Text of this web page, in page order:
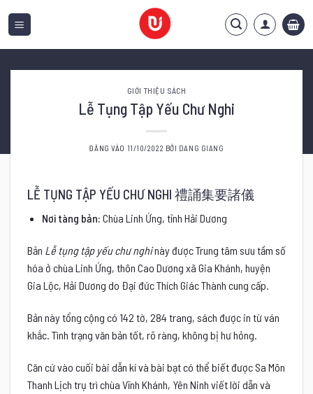
qua
GIỚI THIỆU SÁCH
Lễ Tụng Tập Yếu Chư Nghi
ĐĂNG VÀO 11/10/2022 BỞI DANG GIANG
LỄ TỤNG TẬP YẾU CHƯ NGHI 禮誦集要諸儀
Nơi tàng bản: Chùa Linh Ứng, tỉnh Hải Dương
Bản Lễ tụng tập yếu chư nghinày được Trung tâm sưu tầm số
hóa ở chùa Linh Ứng, thôn Cao Dương xã Gia Khánh, huyện
Gia Lộc, Hải Dương do Đại đức Thích Giác Thành cung cấp.
Bản này tổng cộng có 142 tờ, 284 trang, sách được in từ ván
khắc. Tình trạng văn bản tốt, rõ ràng, không bị hư hỏng.
Căn cứ vào cuối bài dẫn kí và bài bạt có thể biết được Sa Môn
Thanh Lịch trụ trì chùa Vĩnh Khánh, Yên Ninh viết lời dẫn và